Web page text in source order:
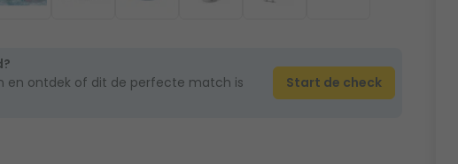
en ontdek of dit de perfecte match is
Start de check